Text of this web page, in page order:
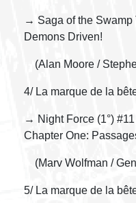
→ Saga of the Swamp
Demons Driven!
(Alan Moore /
4/ La marque de la
→ Night Force (1°)
Chapter One:
(Marv Wolfman /
5/ La marque de la